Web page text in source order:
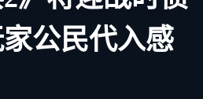
公民代入感